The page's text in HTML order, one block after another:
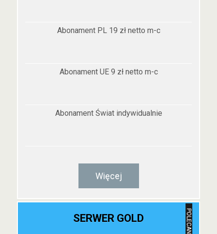
Abonament PL 19 zł netto m-c
Abonament UE 9 zł netto m-c
Abonament Świat indywidualnie
Więcej
POLECANY
SERWER GOLD